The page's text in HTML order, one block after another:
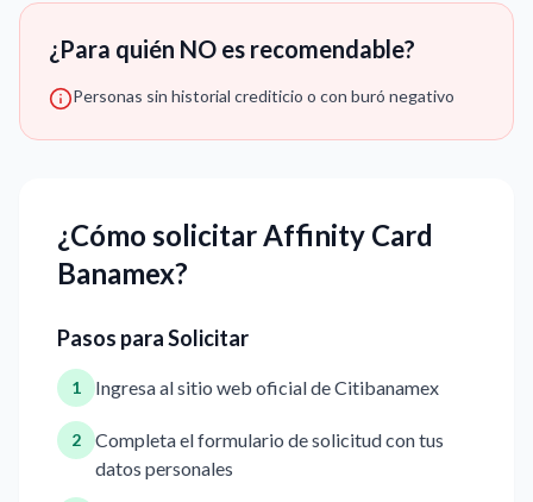
¿Para quién NO es recomendable?
Personas sin historial crediticio o con buró negativo
¿Cómo solicitar Affinity Card
Banamex?
Pasos para Solicitar
1 Ingresa al sitio web oficial de Citibanamex
2
Completa el formulario de solicitud con tus
datos personales